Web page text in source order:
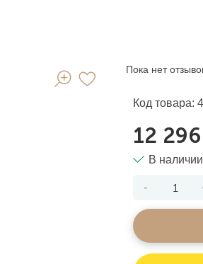
Пока нет
Код товара:
12
В
-